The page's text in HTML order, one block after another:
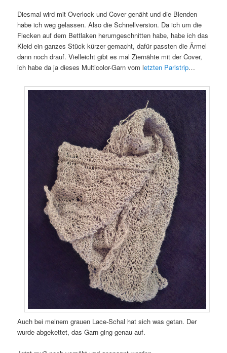
Diesmal wird mit Overlock und Cover genäht und die Blenden
habe ich weg gelassen. Also die Schnellversion. Da ich um die
Flecken auf dem Bettlaken herumgeschnitten habe, habe ich das
Kleid ein ganzes Stück kürzer gemacht, dafür passten die Ärmel
dann noch drauf. Vielleicht gibt es mal Ziernähte mit der Cover,
ich habe da ja dieses Multicolor-Garn vom letzten Paristrip…
Auch bei meinem grauen Lace-Schal hat sich was getan. Der
wurde abgekettet, das Garn ging genau auf.